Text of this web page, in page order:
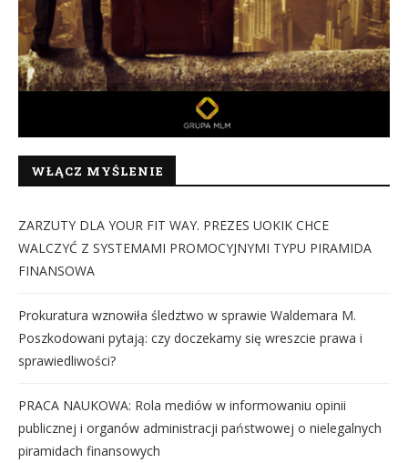
WŁĄCZ MYŚLENIE
ZARZUTY DLA YOUR FIT WAY. PREZES UOKIK CHCE
WALCZYĆ Z SYSTEMAMI PROMOCYJNYMI TYPU PIRAMIDA
FINANSOWA
Prokuratura wznowiła śledztwo w sprawie Waldemara M.
Poszkodowani pytają: czy doczekamy się wreszcie prawa i
sprawiedliwości?
PRACA NAUKOWA: Rola mediów w informowaniu opinii
publicznej i organów administracji państwowej o nielegalnych
piramidach finansowych